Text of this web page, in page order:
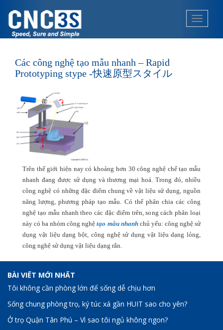
p
Các công nghệ tạo mẫu nhanh – Rapid
Prototyping stype -快速原型スタイル
Trên thế giới hiện nay có khoảng hơn 30 công nghệ chế tạo mẫu
nhanh đang được sử dụng và thương mại hoá. Trong đó, nhiều
công nghệ có những đặc điểm chung về vật liệu sử dụng, nguồn
năng lượng, phương pháp tạo mẫu. Có thể phân chia các công
nghệ tạo mẫu nhanh theo các đặc điểm trên, song cách phân loại
này có ba nhóm công nghệ tạo mẫu nhanhchủ yếu: công nghệ sử
dụng vật liệu dạng bột, công nghệ sử dụng vật liệu dạng lỏng,
công nghệ sử dụng vật liệu dạng rắn.
BÀI VIẾT MỚI NHẤT
Tôi không cần phòng lớn để sống dễ chịu hơn
Sống chung phòng trọ, ký túc xá gần HUIT sao cho yên?
Ở trọ Quận Tân Phú – Vì sao tôi ngủ không ngon?